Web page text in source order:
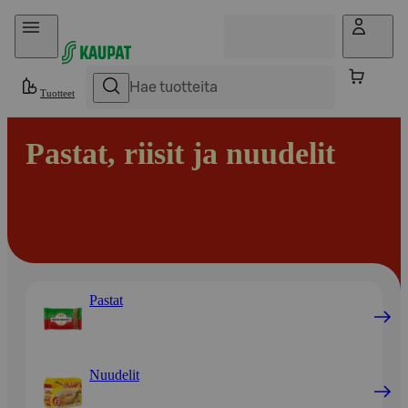
Hyppää sisältöön
Tuotteet
Pastat, riisit ja nuudelit
Pastat
Nuudelit